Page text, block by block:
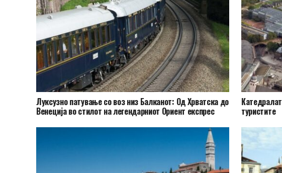
Луксузно патување со воз низ Балканот: Од Хрватска до
Венеција во стилот на легендарниот Ориент експрес туристите